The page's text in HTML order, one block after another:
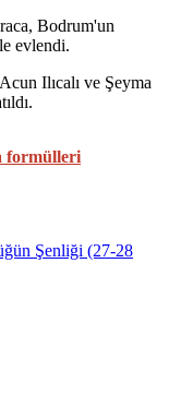
Bodrum'un
evlendi.
Ilıcalı ve Şeyma
formülleri
Şenliği (27-28